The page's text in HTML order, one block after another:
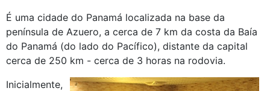
É uma cidade do Panamá localizada na base da
península de Azuero, a cerca de 7 km da costa da Baía
do Panamá (do lado do Pacífico), distante da capital
cerca de 250 km - cerca de 3 horas na rodovia.
Inicialmente,